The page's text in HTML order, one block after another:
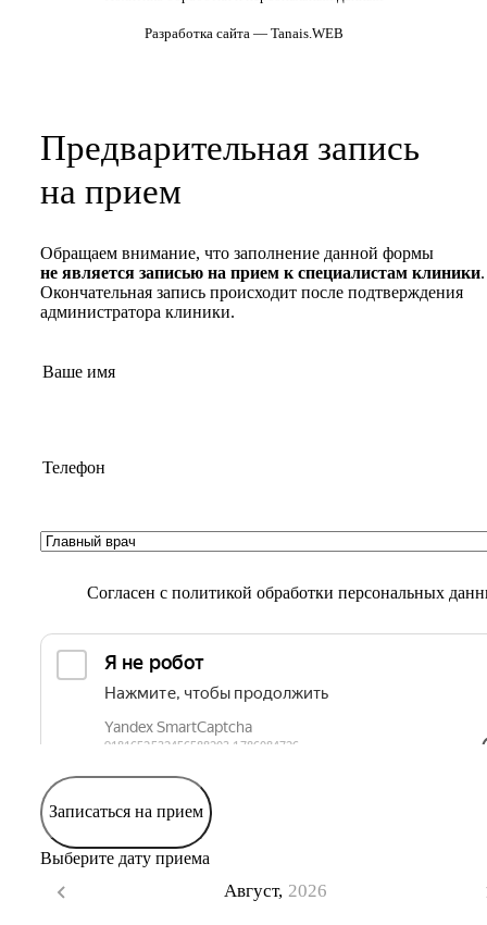
Разработка сайта — Tanais.WEB
Предварительная запись
на прием
Обращаем внимание, что заполнение данной формы
не является записью на прием к специалистам клиники.
Окончательная запись происходит после подтверждения
администратора клиники.
Согласен с политикой обработки персональных
Записаться на прием
Выберите дату приема
Август, 2026